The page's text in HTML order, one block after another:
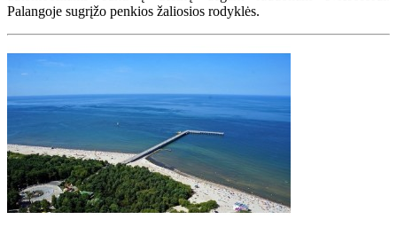
Palangoje sugrįžo penkios žaliosios rodyklės.